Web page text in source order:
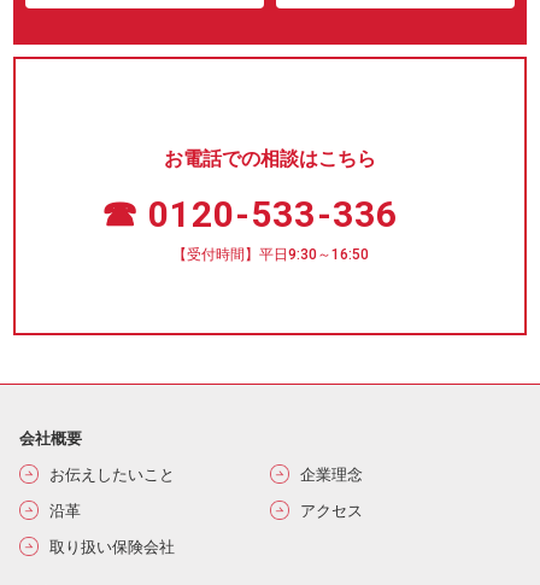
お電話での相談はこちら
☎ 0120-533-336
【受付時間】平日9:30～16:50
会社概要
お伝えしたいこと
企業理念
沿革
アクセス
取り扱い保険会社